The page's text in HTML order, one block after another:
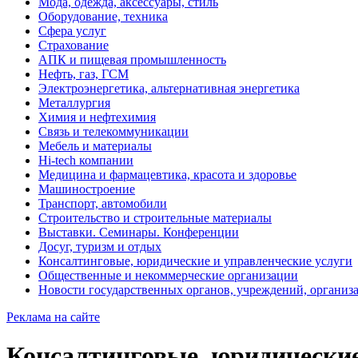
Оборудование, техника
Сфера услуг
Страхование
АПК и пищевая промышленность
Нефть, газ, ГСМ
Электроэнергетика, альтернативная энергетика
Металлургия
Химия и нефтехимия
Связь и телекоммуникации
Мебель и материалы
Hi-tech компании
Медицина и фармацевтика, красота и здоровье
Машиностроение
Транспорт, автомобили
Строительство и строительные материалы
Выставки. Семинары. Конференции
Досуг, туризм и отдых
Консалтинговые, юридические и управленческие услуги
Общественные и некоммерческие организации
Новости государственных органов, учреждений,
Реклама на сайте